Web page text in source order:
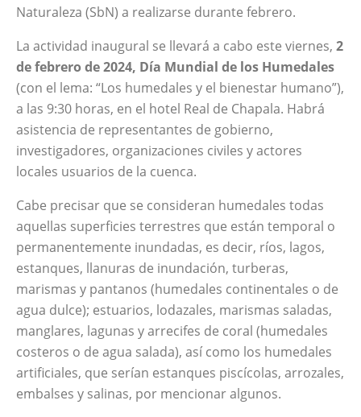
Naturaleza (SbN) a realizarse durante febrero.
La actividad inaugural se llevará a cabo este viernes, 2
de febrero de 2024, Día Mundial de los Humedales
(con el lema: “Los humedales y el bienestar humano”),
a las 9:30 horas, en el hotel Real de Chapala. Habrá
asistencia de representantes de gobierno,
investigadores, organizaciones civiles y actores
locales usuarios de la cuenca.
Cabe precisar que se consideran humedales todas
aquellas superficies terrestres que están temporal o
permanentemente inundadas, es decir, ríos, lagos,
estanques, llanuras de inundación, turberas,
marismas y pantanos (humedales continentales o de
agua dulce); estuarios, lodazales, marismas saladas,
manglares, lagunas y arrecifes de coral (humedales
costeros o de agua salada), así como los humedales
artificiales, que serían estanques piscícolas, arrozales,
embalses y salinas, por mencionar algunos.